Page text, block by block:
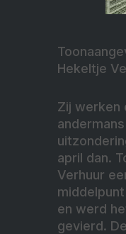
Hekeltje
Zij werken
april dan.
Verhuur
en werd
gevierd.